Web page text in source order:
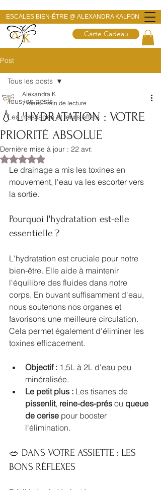
ESCALES BIEN-ÊTRE @ ALEXANDRA KALFON
Carte Cadeau
Post
Tous les posts
Les massages et leurs effets
Tous les posts
💧 L'HYDRATATION : VOTRE
PRIORITÉ ABSOLUE
Alexandra K
7 mars 2 min de lecture
Dernière mise à jour : 22 avr.
Noté NaN étoiles sur 5.
Le drainage a mis les toxines en
mouvement, l'eau va les escorter vers
la sortie.
Pourquoi l'hydratation est-elle
essentielle ?
L'hydratation est cruciale pour notre
bien-être. Elle aide à maintenir
l'équilibre des fluides dans notre
corps. En buvant suffisamment d'eau,
nous soutenons nos organes et
favorisons une meilleure circulation.
Cela permet également d'éliminer les
toxines efficacement.
Objectif : 1,5L à 2L d'eau peu
minéralisée.
Le petit plus : Les tisanes de
pissenlit, reine-des-prés ou queue
de cerise pour booster
l'élimination.
🥗 DANS VOTRE ASSIETTE : LES
BONS RÉFLEXES